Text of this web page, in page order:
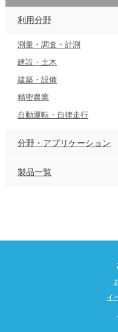
利用分野
測量・調査・計測
建設・土木
建築・設備
精密農業
自動運転・自律走行
分野・アプリケーション
製品一覧
イ